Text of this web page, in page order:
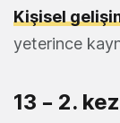
Kişisel
yeterince
13 – 2.